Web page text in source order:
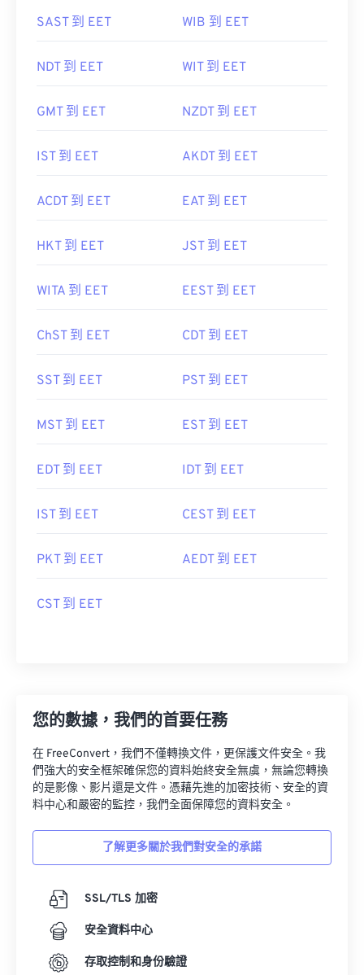
SAST 到 EET WIB 到 EET
NDT 到 EET WIT 到 EET
GMT 到 EET NZDT 到 EET
IST 到 EET AKDT 到 EET
ACDT 到 EET EAT 到 EET
HKT 到 EET JST 到 EET
WITA 到 EET EEST 到 EET
ChST 到 EET CDT 到 EET
SST 到 EET PST 到 EET
MST 到 EET EST 到 EET
EDT 到 EET IDT 到 EET
IST 到 EET CEST 到 EET
PKT 到 EET AEDT 到 EET
CST 到 EET
您的數據，我們的首要任務
在 FreeConvert，我們不僅轉換文件，更保護文件安全。我
們強大的安全框架確保您的資料始終安全無虞，無論您轉換
的是影像、影片還是文件。憑藉先進的加密技術、安全的資
料中心和嚴密的監控，我們全面保障您的資料安全。
了解更多關於我們對安全的承諾
SSL/TLS 加密
安全資料中心
存取控制和身份驗證